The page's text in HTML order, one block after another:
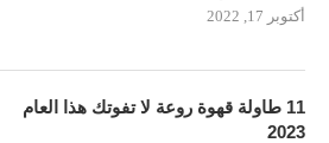
أكتوبر 17, 2022
11 طاولة قهوة روعة لا تفوتك هذا العام
2023